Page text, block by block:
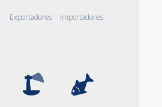
Exportadores Importadores